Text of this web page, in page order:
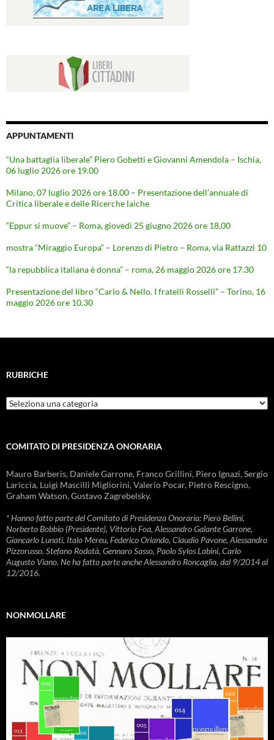
APPUNTAMENTI
“Una battaglia liberale” Piero Gobetti e Giovanni Amendola – Ischia,
06 luglio 2026 ore 19.00
Milano, 07 luglio 2026 ore 18.00 – Presentazione dell’annuale di
Critica liberale e delle Ricerche laiche
“Eppur si muove” – Roma, giovedì 25 giugno 2026 ore 18,00
mostra “Miraggio Europa” – Lorenzo di Pietro – Roma, via Rattazzi 10
“la repubblica italiana è donna” – roma, 26 maggio 2026 ore 17.30
Presentazione del libro “Carlo & Nello. I fratelli Rosselli” – Torino, 16
maggio 2026 ore 10.30
RUBRICHE
Rubriche
COMITATO DI PRESIDENZA ONORARIA
Mauro Barberis, Daniele Garrone, Franco Grillini, Piero Ignazi, Sergio
Lariccia, Luigi Mascilli Migliorini, Valerio Pocar, Pietro Rescigno,
Graham Watson, Gustavo Zagrebelsky.
* Hanno fatto parte del Comitato di Presidenza Onoraria: Piero Bellini,
Norberto Bobbio (Presidente), Vittorio Foa, Alessandro Galante Garrone,
Giancarlo Lunati, Italo Mereu, Federico Orlando, Claudio Pavone, Alessandro
Pizzorusso, Stefano Rodotà, Gennaro Sasso, Paolo Sylos Labini, Carlo
Augusto Viano. Ne ha fatto parte anche Alessandro Roncaglia, dal 9/2014 al
12/2016.
NONMOLLARE